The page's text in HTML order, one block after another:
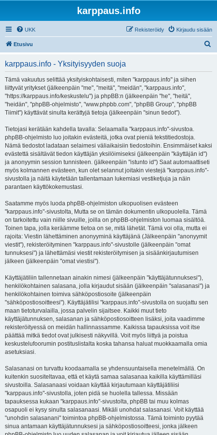
karppaus.info
UKK Kirjaudu sisään
Rekisteröidy
Etusivu
karppaus.info - Yksityisyyden suoja
Tämä vakuutus selittää yksityiskohtaisesti, miten "karppaus.info" ja siihen
liittyvät yritykset (jälkeenpäin "me", "meitä", "meidän", "karppaus.info",
"https://karppaus.info/keskustelu") ja phpBB:n (jälkeenpäin "he", "heitä",
"heidän", "phpBB-ohjelmisto", "www.phpbb.com", "phpBB Group", "phpBB
Tiimit") käyttävät sinulta kerättyjä tietoja (jälkeenpäin "sinun tiedot").
Tietojasi kerätään kahdella tavalla: Selaamalla "karppaus.info"-sivustoa.
phpBB-ohjelmisto luo joitakin evästeitä, jotka ovat pieniä tekstitiedostoja.
Nämä tiedostot ladataan selaimesi väliaikaisiin tiedostoihin. Ensimmäiset kaksi
evästettä sisältävät tiedon käyttäjän yksilöimiseksi (jälkeenpäin "käyttäjän id")
ja anonyymin session tunnisteen. (jälkeenpäin "istunto id") Saat automaattiseti
myös kolmannen evästeen, kun olet selannut joitakin viestejä "karppaus.info"-
sivustolla ja näitä käytetään tallentamaan lukemiasi vestiketjuja ja näin
parantaen käyttökokemustasi.
Saatamme myös luoda phpBB-ohjelmiston ulkopuolisen evästeen
"karppaus.info"-sivustolta, Mutta se on tämän dokumentin ulkopuolella. Tämä
on tarkoitettu vain niille sivuille, joilla on phpBB-ohjelmiston luomaa sisältöä.
Toinen tapa, jolla keräämme tietoa on se, mitä lähetät. Tämä voi olla, mutta ei
rajoita: Viestin lähettäminen anonyyminä käyttäjänä (Jälkeenpäin "anonyymit
viestit"), rekisteröityminen "karppaus.info"-sivustolle (jälkeenpäin "omat
tunnuksesi") ja lähettämäsi viestit rekisteröitymisen ja sisäänkirjautumisen
jälkeen (jälkeenpäin "omat viestisi").
Käyttäjätiliin tallennetaan ainakin nimesi (jälkeenpäin "käyttäjätunnuksesi"),
henkilökohtainen salasana, jolla kirjaudut sisään (jälkeenpäin "salasanasi") ja
henkilökohtainen toimiva sähköpostiosoite (jälkeenpäin
"sähköpostiosoitteesi"). Käyttäjätilisi "karppaus.info"-sivustolla on suojattu sen
maan tietoturvalailla, jossa palvelin sijaitsee. Kaikki muut tieto
käyttäjätunnuksen, salasanan ja sähköpostiosoitteen lisäksi, joita vaadimme
rekisteröityessä on meidän hallinnassamme. Kaikissa tapauksissa voit itse
päättää mitkä tiedot ovat julkisesti näkyvillä. Voit myös liittyä ja poistua
keskustelufoorumin postituslistalta koska tahansa haluat muokkaamalla omia
asetuksiasi.
Salasanasi on turvattu koodaamalla se yhdensuuntaisella menetelmällä. On
kuitenkin suositeltavaa, että et käytä samaa salasanaa kaikilla käyttämilläsi
sivustoilla. Salasanaasi voidaan käyttää kirjautumaan käyttäjätiliisi
"karppaus.info"-sivustolla, joten pidä se huolella tallessa. Missään
tapauksessa kukaan "karppaus.info"-sivustolta, phpBB tai muu kolmas
osapuoli ei kysy sinulta salasanaasi. Mikäli unohdat salasanasi. Voit käyttää
"unohdin salasanani" toimintoa phpBB-ohjelmistossa. Tämä toiminto pyytää
sinua antamaan käyttäjätunnuksesi ja sähköpostiosoitteesi, jonka jälkeen